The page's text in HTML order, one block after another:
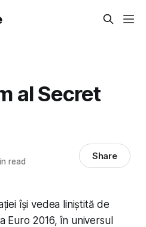
al Secret
read Share
își vedea liniștită de
Euro 2016, în universul